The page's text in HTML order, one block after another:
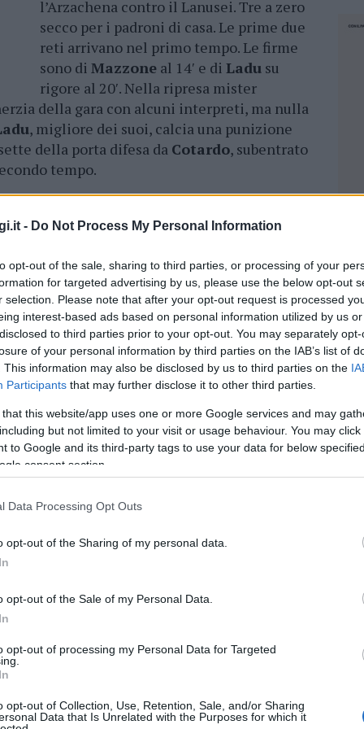
- Do Not Process My Personal Information
opt-out of the sale, sharing to third parties, or processing of your
for targeted advertising by us, please use the below opt-out
selection. Please note that after your opt-out request is processed
interest-based ads based on personal information utilized by us
to third parties prior to your opt-out. You may separately
of your personal information by third parties on the IAB’s list of
This information may also be disclosed by us to third parties on the
Participants that may further disclose it to other third parties.
that this website/app uses one or more Google services and may
but not limited to your visit or usage behaviour. You may
to Google and its third-party tags to use your data for below
consent section.
Data Processing Opt Outs
opt-out of the Sharing of my personal data.
opt-out of the Sale of my Personal Data.
opt-out of processing my Personal Data for Targeted
opt-out of Collection, Use, Retention, Sale, and/or Sharing
Data that Is Unrelated with the Purposes for which it
l’Arzachena contro il Lanusei. Tre a zero
secco per i padroni di casa. Le prime due
reti arrivano nel primo tempo. Le firme
sono di Mazzone al 14′ e di Ladu su
rigore al 20′. Nella ripresa mister
della gara con alcuni interpreti, ma nulla
, migliore dei suoi, calcia una punizione
della porta difesa da Cotardo, subentrato
tempo.
reti in due minuti sul finale di partita. I gol
allaPro Calcio Tor Sapienza.
cliccandoqui
nella sezioneLogindal menù del sito o